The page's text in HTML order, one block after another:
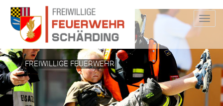
FREIWILLIGE FEUERWEHR